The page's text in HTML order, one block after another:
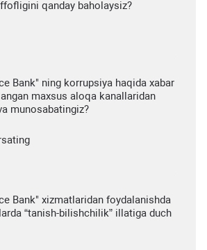
qanday baholaysiz?
Bank" ning korrupsiya haqida xabar
maxsus aloqa kanallaridan
munosabatingiz?
Bank" xizmatlaridan foydalanishda
“tanish-bilishchilik” illatiga duch